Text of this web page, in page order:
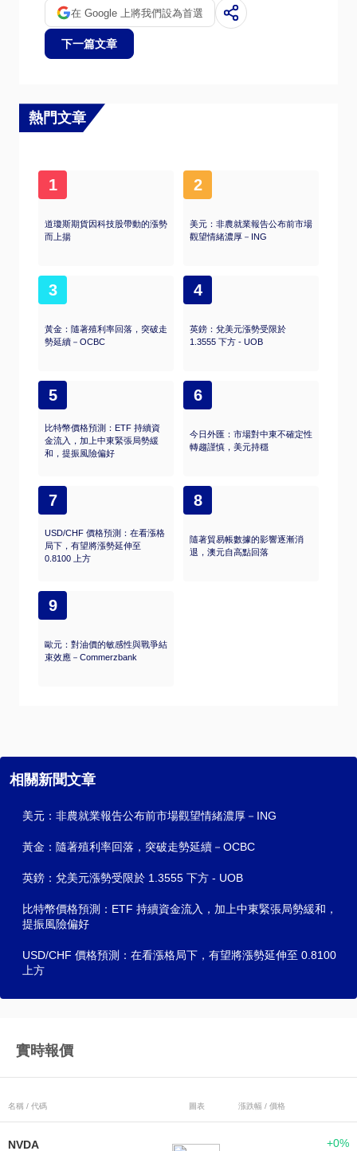
在 Google 上將我們設為首選
下一篇文章
熱門文章
1
道瓊斯期貨因科技股帶動的漲勢
而上揚
2
美元：非農就業報告公布前市場
觀望情緒濃厚－ING
3
黃金：隨著殖利率回落，突破走
勢延續－OCBC
4
英鎊：兌美元漲勢受限於
1.3555 下方 - UOB
5
比特幣價格預測：ETF 持續資
金流入，加上中東緊張局勢緩
和，提振風險偏好
6
今日外匯：市場對中東不確定性
轉趨謹慎，美元持穩
7
USD/CHF 價格預測：在看漲格
局下，有望將漲勢延伸至
0.8100 上方
8
隨著貿易帳數據的影響逐漸消
退，澳元自高點回落
9
歐元：對油價的敏感性與戰爭結
束效應－Commerzbank
相關新聞文章
美元：非農就業報告公布前市場觀望情緒濃厚－ING
黃金：隨著殖利率回落，突破走勢延續－OCBC
英鎊：兌美元漲勢受限於 1.3555 下方 - UOB
比特幣價格預測：ETF 持續資金流入，加上中東緊張局勢緩和，
提振風險偏好
USD/CHF 價格預測：在看漲格局下，有望將漲勢延伸至 0.8100
上方
實時報價
名稱 / 代碼 圖表 漲跌幅 / 價格
NVDA +0%